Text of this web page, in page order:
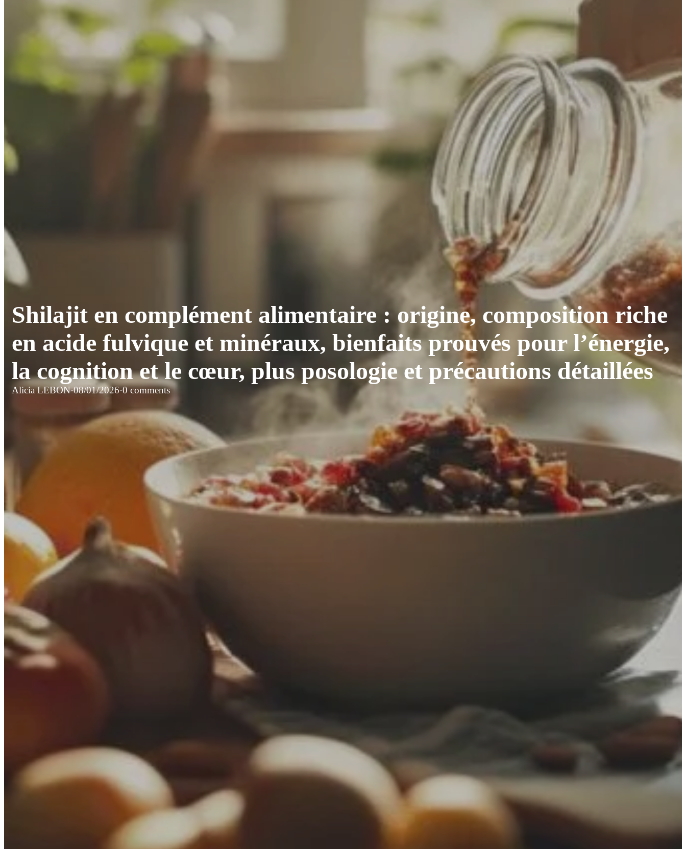
Shilajit en complément alimentaire : origine, composition riche
en acide fulvique et minéraux, bienfaits prouvés pour l’énergie,
la cognition et le cœur, plus posologie et précautions détaillées
Alicia LEBON·08/01/2026·0 comments